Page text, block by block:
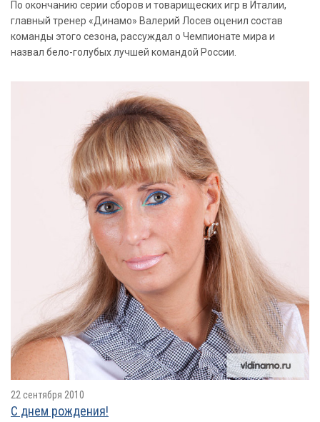
По окончанию серии сборов и товарищеских игр в Италии,
главный тренер «Динамо» Валерий Лосев оценил состав
команды этого сезона, рассуждал о Чемпионате мира и
назвал бело-голубых лучшей командой России.
22 сентября 2010
С днем рождения!